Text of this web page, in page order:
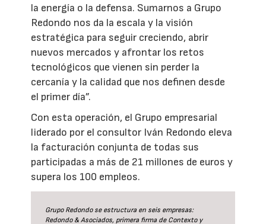
la energía o la defensa. Sumarnos a Grupo
Redondo nos da la escala y la visión
estratégica para seguir creciendo, abrir
nuevos mercados y afrontar los retos
tecnológicos que vienen sin perder la
cercanía y la calidad que nos definen desde
el primer día”.
Con esta operación, el Grupo empresarial
liderado por el consultor Iván Redondo eleva
la facturación conjunta de todas sus
participadas a más de 21 millones de euros y
supera los 100 empleos.
Grupo Redondo se estructura en seis empresas:
Redondo & Asociados, primera firma de Contexto y